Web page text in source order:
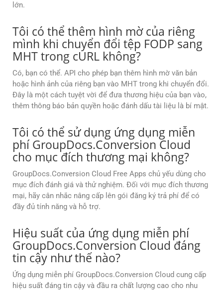
lớn.
Tôi có thể thêm hình mờ của riêng
mình khi chuyển đổi tệp FODP sang
MHT trong cURL không?
Có, bạn có thể. API cho phép bạn thêm hình mờ văn bản
hoặc hình ảnh của riêng bạn vào MHT trong khi chuyển đổi.
Đây là một cách tuyệt vời để đưa thương hiệu của bạn vào,
thêm thông báo bản quyền hoặc đánh dấu tài liệu là bí mật.
Tôi có thể sử dụng ứng dụng miễn
phí GroupDocs.Conversion Cloud
cho mục đích thương mại không?
GroupDocs.Conversion Cloud Free Apps chủ yếu dùng cho
mục đích đánh giá và thử nghiệm. Đối với mục đích thương
mại, hãy cân nhắc nâng cấp lên gói đăng ký trả phí để có
đầy đủ tính năng và hỗ trợ.
Hiệu suất của ứng dụng miễn phí
GroupDocs.Conversion Cloud đáng
tin cậy như thế nào?
Ứng dụng miễn phí GroupDocs.Conversion Cloud cung cấp
hiệu suất đáng tin cậy và đầu ra chất lượng cao cho nhu